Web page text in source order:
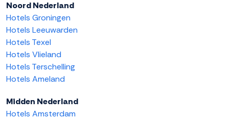
Noord Nederland
Hotels Groningen
Hotels Leeuwarden
Hotels Texel
Hotels Vlieland
Hotels Terschelling
Hotels Ameland
Midden Nederland
Hotels Amsterdam